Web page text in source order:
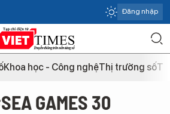
Đăng nhập
Khoa học - Công nghệThị trường số
GAMES 30